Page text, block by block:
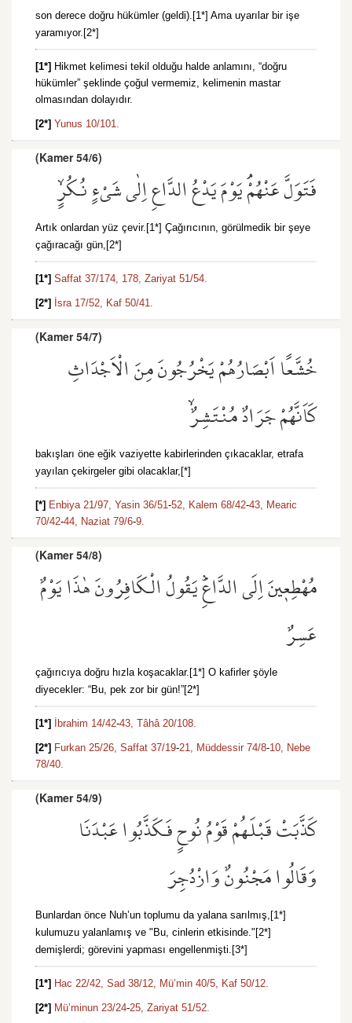
son derece doğru hükümler (geldi).[1*] Ama uyarılar bir işe
yaramıyor.[2*]
[1*] Hikmet kelimesi tekil olduğu halde anlamını, “doğru
hükümler” şeklinde çoğul vermemiz, kelimenin mastar
olmasından dolayıdır.
[2*] Yunus 10/101.
(Kamer 54/6)
فَتَوَلَّ عَنْهُمْۢ يَوْمَ يَدْعُ الدَّاعِ اِلٰى شَيْءٍ نُكُرٍۙ
Artık onlardan yüz çevir.[1*] Çağırıcının, görülmedik bir şeye
çağıracağı gün,[2*]
[1*] Saffat 37/174, 178, Zariyat 51/54.
[2*] İsra 17/52, Kaf 50/41.
(Kamer 54/7)
خُشَّعًا اَبْصَارُهُمْ يَخْرُجُونَ مِنَ الْاَجْدَاثِ
كَاَنَّهُمْ جَرَادٌ مُنْتَشِرٌۙ
bakışları öne eğik vaziyette kabirlerinden çıkacaklar, etrafa
yayılan çekirgeler gibi olacaklar,[*]
[*] Enbiya 21/97, Yasin 36/51-52, Kalem 68/42-43, Mearic
70/42-44, Naziat 79/6-9.
(Kamer 54/8)
مُهْطِع۪ينَ اِلَى الدَّاعِۜ يَقُولُ الْكَافِرُونَ هٰذَا يَوْمٌ
عَسِرٌ
çağırıcıya doğru hızla koşacaklar.[1*] O kafirler şöyle
diyecekler: “Bu, pek zor bir gün!”[2*]
[1*] İbrahim 14/42-43, Tâhâ 20/108.
[2*] Furkan 25/26, Saffat 37/19-21, Müddessir 74/8-10, Nebe
78/40.
(Kamer 54/9)
كَذَّبَتْ قَبْلَهُمْ قَوْمُ نُوحٍ فَكَذَّبُوا عَبْدَنَا
وَقَالُوا مَجْنُونٌ وَازْدُجِرَ
Bunlardan önce Nuh’un toplumu da yalana sarılmış,[1*]
kulumuzu yalanlamış ve "Bu, cinlerin etkisinde."[2*]
demişlerdi; görevini yapması engellenmişti.[3*]
[1*] Hac 22/42, Sad 38/12, Mü’min 40/5, Kaf 50/12.
[2*] Mü’minun 23/24-25, Zariyat 51/52.